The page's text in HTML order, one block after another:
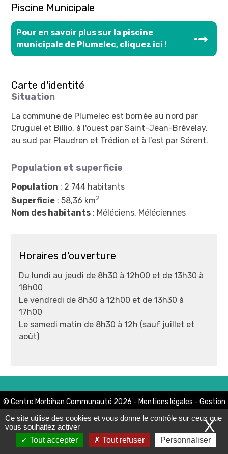
Piscine Municipale
Pour en savoir plus sur la piscine
municipale de Plumelec, cliquez ici !
Carte d'identité
Situation
La commune de Plumelec est bornée au nord par
Cruguel et Billio, à l'ouest par Saint-Jean-Brévelay,
au sud par Plaudren et Trédion et à l'est par Sérent.
Population et superficie
Population : 2 744 habitants
Superficie : 58,36 km2
Nom des habitants : Méléciens, Méléciennes
Horaires d'ouverture
Du lundi au jeudi de 8h30 à 12h00 et de 13h30 à
18h00
Le vendredi de 8h30 à 12h00 et de 13h30 à
17h00
Le samedi matin de 8h30 à 12h (sauf juillet et
août)
© Centre Morbihan Communauté 2026 - Mentions légales - Gestion
-Haut de page X
Ce site utilise des cookies et vous donne le contrôle sur ceux que
vous souhaitez activer
Tout accepter
Tout refuser Personnaliser